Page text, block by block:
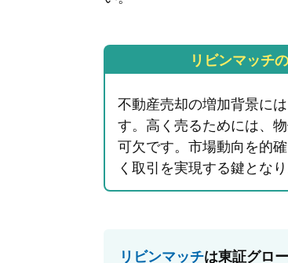
リビンマッチ
不動産売却の増加背景に
す。高く売るためには、
可欠です。市場動向を的
く取引を実現する鍵となり
リビンマッチは東証グロ